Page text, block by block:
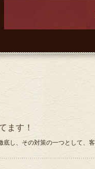
ます！
し、その対策の一つとして、